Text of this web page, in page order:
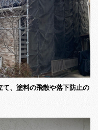
、塗料の飛散や落下防止の